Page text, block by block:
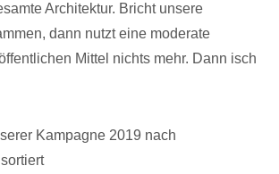
Architektur. Bricht unsere
dann nutzt eine moderate
Mittel nichts mehr. Dann isch
Kampagne 2019 nach